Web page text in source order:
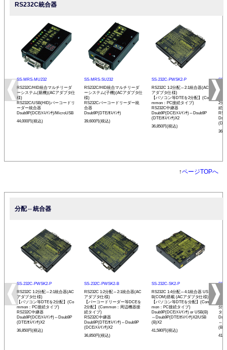
RS232C統合器
SS-MRS-MU232
RS232C/HID統合マルチリーダ
ーシステム(親機)(ACアダプタ仕
様)
RS232C/USB(HID)バーコードリ
ーダー統合器
Dsub9P(DCE/ﾒｽ/ｲﾝﾁ)/MicroUSB
44,000円(税込)
SS-MRS-SU232
RS232C/HID統合マルチリーダ
ーシステム(子機)(ACアダプタ仕
様)
RS232Cバーコードリーダー統
合器
Dsub9P(DTE/ｵｽ/ｲﾝﾁ)
39,600円(税込)
SS-232C-PWSK2-P
RS232C 1:2分配⇔2:1統合器(AC
アダプタ仕様)
【パソコン等DTEを2分配】(Co
mmon：PC接続タイプ)
RS232C中継器
Dsub9P(DCE/ﾒｽ/ｲﾝﾁ)⇔Dsub9P
(DTE/ｵｽ/ｲﾝﾁ)X2
36,850円(税込)
SS-
ア
2分
続
↑ページTOPへ
分配⇔統合器
SS-232C-PWSK2-P
RS232C 1:2分配⇔2:1統合器(AC
アダプタ仕様)
【パソコン等DTEを2分配】(Co
mmon：PC接続タイプ)
RS232C中継器
Dsub9P(DCE/ﾒｽ/ｲﾝﾁ)⇔Dsub9P
(DTE/ｵｽ/ｲﾝﾁ)X2
36,850円(税込)
SS-232C-PWSK2-B
RS232C 1:2分配⇔2:1統合器(AC
アダプタ仕様)
【バーコードリーダー等DCEを
2分配】(Common：周辺機器接
続タイプ)
RS232C中継器
Dsub9P(DTE/ｵｽ/ｲﾝﾁ)⇔Dsub9P
(DCE/ﾒｽ/ｲﾝﾁ)X2
36,850円(税込)
SS-232C-SK2-P
RS232C 1:4分配⇔4:1統合器 US
B(COM)搭載 (ACアダプタ仕様)
【パソコン等DTEを分配】(Com
mon：PC接続タイプ)
Dsub9P(DCE/ﾒｽ/ｲﾝﾁ) or USB(B)
⇔Dsub9P(DTE/ｵｽ/ｲﾝﾁ)X2/USB
(B)X2
41,580円(税込)
SS-
分
タ